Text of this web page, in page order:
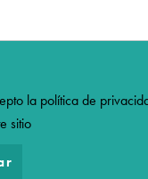
la política de
sitio